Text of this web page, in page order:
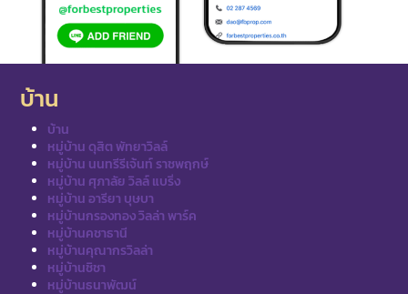
บ้าน
บ้าน
หมู่บ้าน ดุสิต พัทยาวิลล์
หมู่บ้าน นนทรีรีเจ้นท์ ราชพฤกษ์
หมู่บ้าน ศุภาลัย วิลล์ แบริ่ง
หมู่บ้าน อารียา บุษบา
หมู่บ้านกรองทอง วิลล่า พาร์ค
หมู่บ้านคชาธานี
หมู่บ้านคุณากรวิลล่า
หมู่บ้านชิชา
หมู่บ้านธนาพัฒน์